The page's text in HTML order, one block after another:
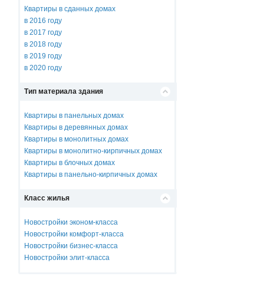
Квартиры в сданных домах
в 2016 году
в 2017 году
в 2018 году
в 2019 году
в 2020 году
Тип материала здания
Квартиры в панельных домах
Квартиры в деревянных домах
Квартиры в монолитных домах
Квартиры в монолитно-кирпичных домах
Квартиры в блочных домах
Квартиры в панельно-кирпичных домах
Класс жилья
Новостройки эконом-класса
Новостройки комфорт-класса
Новостройки бизнес-класса
Новостройки элит-класса